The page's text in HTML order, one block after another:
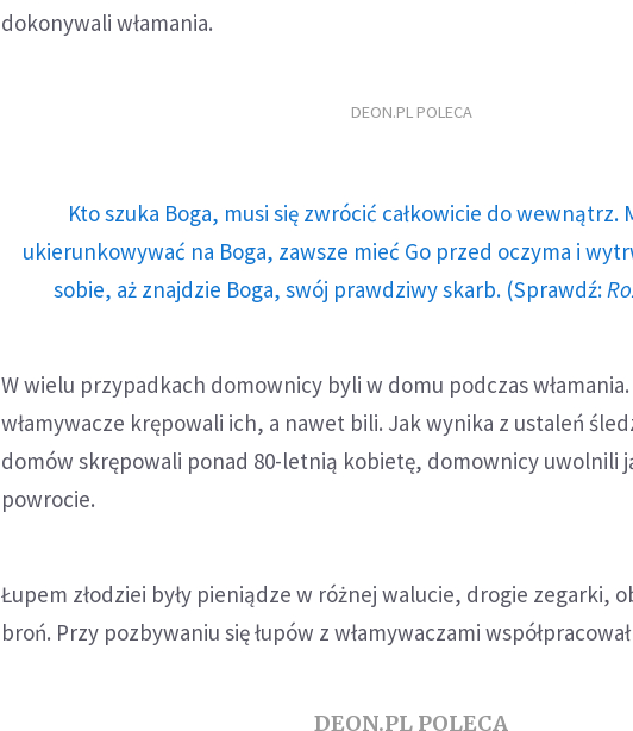
dokonywali włamania.
DEON.PL POLECA
Kto szuka Boga, musi się zwrócić całkowicie do wewnątrz.
ukierunkowywać na Boga, zawsze mieć Go przed oczyma i
sobie, aż znajdzie Boga, swój prawdziwy skarb. (Sprawdź:
W wielu przypadkach domownicy byli w domu podczas
włamywacze krępowali ich, a nawet bili. Jak wynika z ustaleń
domów skrępowali ponad 80-letnią kobietę, domownicy uwolnili
powrocie.
Łupem złodziei były pieniądze w różnej walucie, drogie zegarki,
broń. Przy pozbywaniu się łupów z włamywaczami
DEON.PL POLECA